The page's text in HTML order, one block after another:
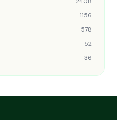
1156
578
52
36